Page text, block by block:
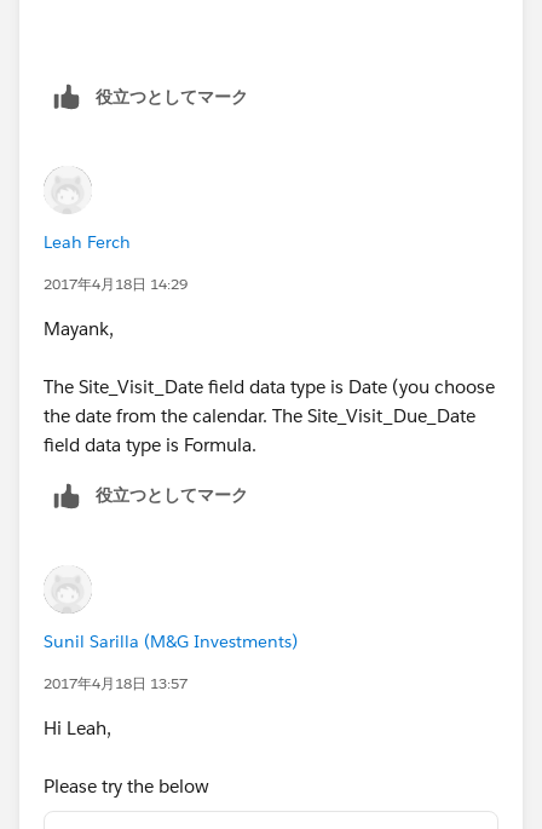
役立つとしてマーク
Leah Ferch
2017年4月18日 14:29
Mayank,
The Site_Visit_Date field data type is Date (you choose
the date from the calendar. The Site_Visit_Due_Date
field data type is Formula.
役立つとしてマーク
Sunil Sarilla (M&G Investments)
2017年4月18日 13:57
Hi Leah,
Please try the below